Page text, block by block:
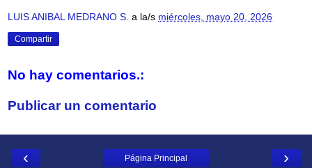
LUIS ANIBAL MEDRANO S. a la/s miércoles, mayo 20, 2026
Compartir
No hay comentarios.:
Publicar un comentario
‹ ›
Página Principal